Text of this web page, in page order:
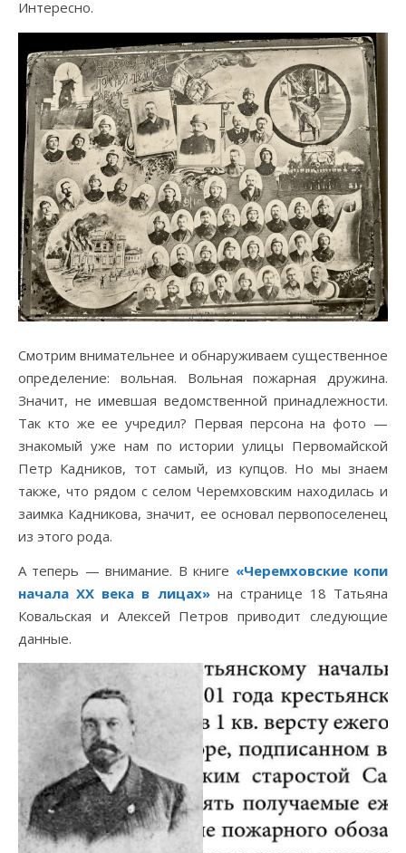
Интересно.
Смотрим внимательнее и обнаруживаем существенное
определение: вольная. Вольная пожарная дружина.
Значит, не имевшая ведомственной принадлежности.
Так кто же ее учредил? Первая персона на фото —
знакомый уже нам по истории улицы Первомайской
Петр Кадников, тот самый, из купцов. Но мы знаем
также, что рядом с селом Черемховским находилась и
заимка Кадникова, значит, ее основал первопоселенец
из этого рода.
А теперь — внимание. В книге «Черемховские копи
начала ХХ века в лицах» на странице 18 Татьяна
Ковальская и Алексей Петров приводит следующие
данные.